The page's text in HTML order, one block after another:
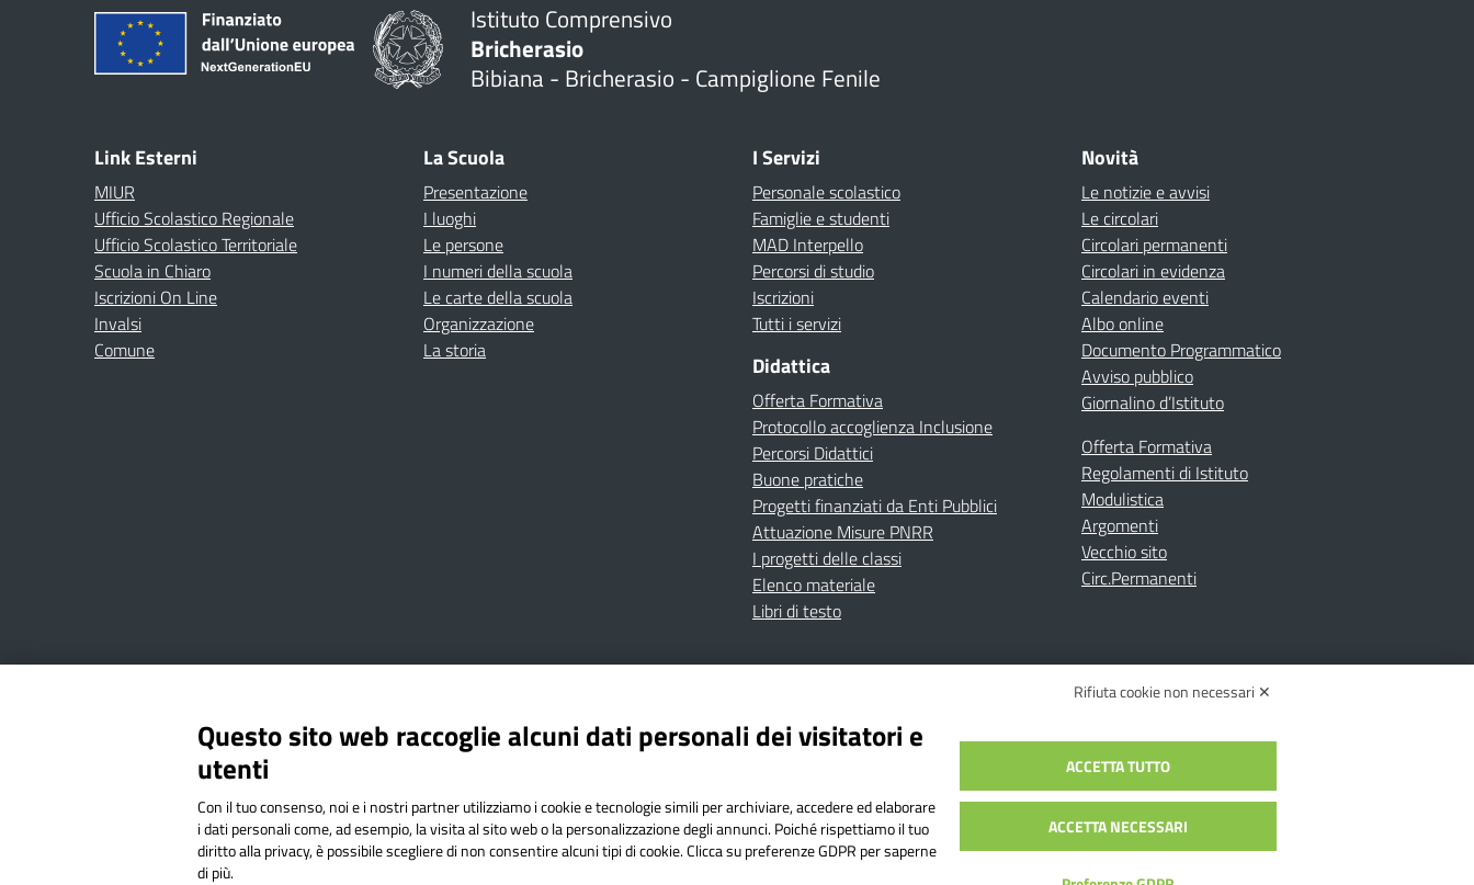
Istituto Comprensivo
Bricherasio
Bibiana - Bricherasio - Campiglione Fenile
Link Esterni
MIUR
Ufficio Scolastico Regionale
Ufficio Scolastico Territoriale
Scuola in Chiaro
Iscrizioni On Line
Invalsi
Comune
La Scuola
Presentazione
I luoghi
Le persone
I numeri della scuola
Le carte della scuola
Organizzazione
La storia
I Servizi
Personale scolastico
Famiglie e studenti
MAD Interpello
Percorsi di studio
Iscrizioni
Tutti i servizi
Didattica
Offerta Formativa
Protocollo accoglienza Inclusione
Percorsi Didattici
Buone pratiche
Progetti finanziati da Enti Pubblici
Attuazione Misure PNRR
I progetti delle classi
Elenco materiale
Libri di testo
Novità
Le notizie e avvisi
Le circolari
Circolari permanenti
Circolari in evidenza
Calendario eventi
Albo online
Documento Programmatico
Avviso pubblico
Giornalino d’Istituto
Offerta Formativa
Regolamenti di Istituto
Modulistica
Argomenti
Vecchio sito
Circ.Permanenti
Amministrazione TrasparenteAlbo onlinePrivacy PolicyDichiarazione di accessibilitàContattiNote Legali
Via Cesare Bollea n. 3 - 10064 Bricherasio (TO) | P.E.O.: toic84200d@istruzione.it | P.E.C.: toic84200d@pec.istruzione.it
Codice Fiscale: 94544620019 | Cod. Meccanografico: TOIC84200D | Codice IPA: istsc_toic84200d | Codice Univoco: UFYI9M
Rifiuta cookie non necessari ✕
Questo sito web raccoglie alcuni dati personali dei visitatori e
utenti
Con il tuo consenso, noi e i nostri partner utilizziamo i cookie e tecnologie simili per archiviare, accedere ed elaborare
i dati personali come, ad esempio, la visita al sito web o la personalizzazione degli annunci. Poiché rispettiamo il tuo
diritto alla privacy, è possibile scegliere di non consentire alcuni tipi di cookie. Clicca su preferenze GDPR per saperne
di più.
ACCETTA TUTTO
ACCETTA NECESSARI